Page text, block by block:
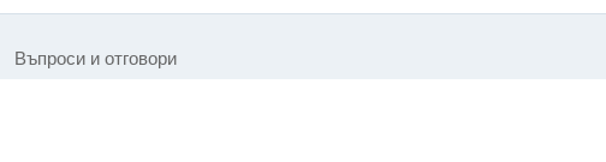
Въпроси и отговори